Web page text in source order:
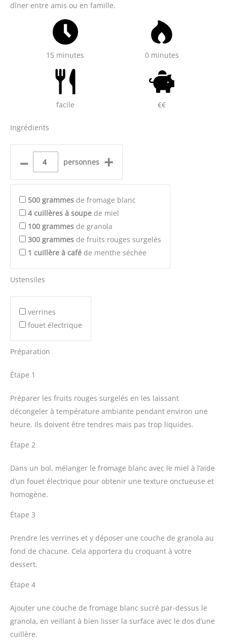
dîner entre amis ou en famille.
15 minutes 0 minutes
facile €€
Ingrédients
– personnes +
500 grammes de fromage blanc
4 cuillères à soupe de miel
100 grammes de granola
300 grammes de fruits rouges surgelés
1 cuillère à café de menthe séchée
Ustensiles
verrines
fouet électrique
Préparation
Étape 1
Préparer les fruits rouges surgelés en les laissant
décongeler à température ambiante pendant environ une
heure. Ils doivent être tendres mais pas trop liquides.
Étape 2
Dans un bol, mélanger le fromage blanc avec le miel à l’aide
d’un fouet électrique pour obtenir une texture onctueuse et
homogène.
Étape 3
Prendre les verrines et y déposer une couche de granola au
fond de chacune. Cela apportera du croquant à votre
dessert.
Étape 4
Ajouter une couche de fromage blanc sucré par-dessus le
granola, en veillant à bien lisser la surface avec le dos d’une
cuillère.